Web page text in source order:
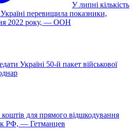
У липні кількість
перевищила показники,
2022 року, — ООН
Україні 50-й пакет військової
для прямого відшкодування
РФ, — Гетманцев